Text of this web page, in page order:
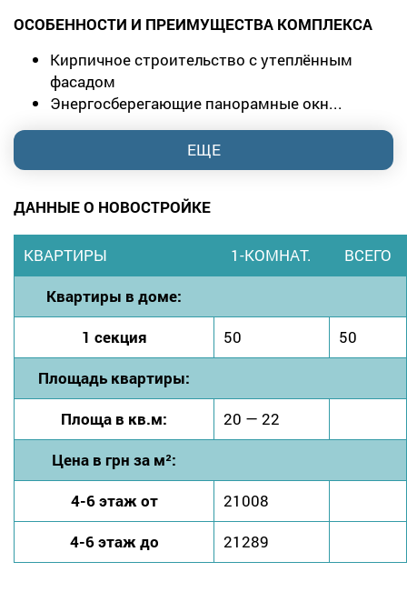
ОСОБЕННОСТИ И ПРЕИМУЩЕСТВА КОМПЛЕКСА
Кирпичное строительство с утеплённым
фасадом
Энергосберегающие панорамные окн...
ЕЩЕ
ДАННЫЕ О НОВОСТРОЙКЕ
КВАРТИРЫ 1-КОМНАТ.
ВСЕГО
Квартиры в доме:
1 секция
50
50
Площадь квартиры:
Площа в кв.м:
20 — 22
Цена в грн за м²:
4-6 этаж от
21008
4-6 этаж до
21289